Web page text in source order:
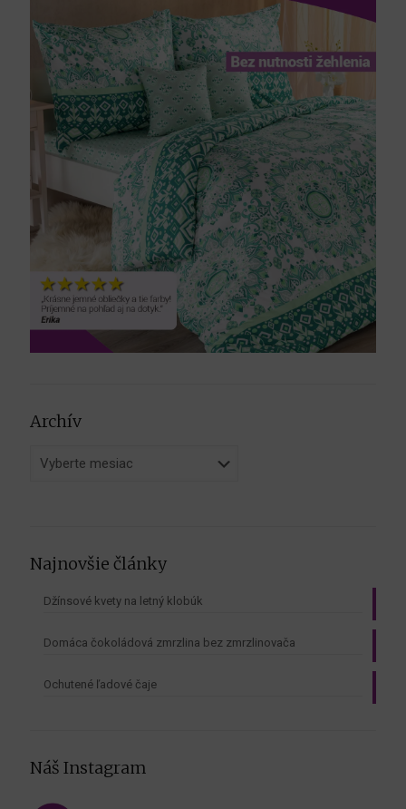
Archív
Najnovšie články
Džínsové kvety na letný klobúk
Domáca čokoládová zmrzlina bez zmrzlinovača
Ochutené ľadové čaje
Náš Instagram